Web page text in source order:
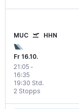
MUC HHN
Fr 16.10.
21:05 -
16:35
2 Stopps
19:30 Std.